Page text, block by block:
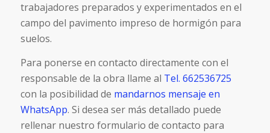
trabajadores preparados y experimentados en el
campo del pavimento impreso de hormigón para
suelos.
Para ponerse en contacto directamente con el
responsable de la obra llame al Tel. 662536725
con la posibilidad de mandarnos mensaje en
WhatsApp. Si desea ser más detallado puede
rellenar nuestro formulario de contacto para